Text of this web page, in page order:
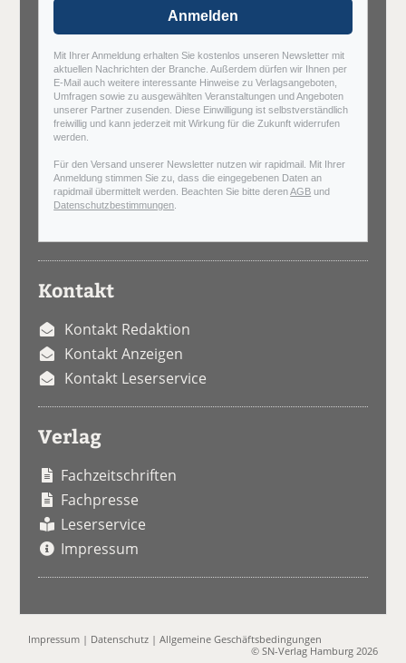
Anmelden
Mit Ihrer Anmeldung erhalten Sie kostenlos unseren Newsletter mit
aktuellen Nachrichten der Branche. Außerdem dürfen wir Ihnen per
E-Mail auch weitere interessante Hinweise zu Verlagsangeboten,
Umfragen sowie zu ausgewählten Veranstaltungen und Angeboten
unserer Partner zusenden. Diese Einwilligung ist selbstverständlich
freiwillig und kann jederzeit mit Wirkung für die Zukunft widerrufen
werden.
Für den Versand unserer Newsletter nutzen wir rapidmail. Mit Ihrer
Anmeldung stimmen Sie zu, dass die eingegebenen Daten an
rapidmail übermittelt werden. Beachten Sie bitte derenAGB und
Datenschutzbestimmungen
Kontakt
Kontakt Redaktion
Kontakt Anzeigen
Kontakt Leserservice
Verlag
Fachzeitschriften
Fachpresse
Leserservice
Impressum
Impressum | Datenschutz |Allgemeine Geschäftsbedingungen
© SN-Verlag Hamburg 2026